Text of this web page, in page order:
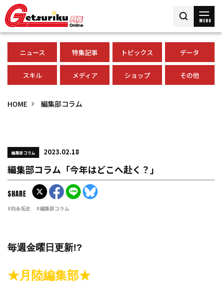
MENU
ニュース 特集記事 トピックス データ
スキル メディア ショップ その他
HOME 編集部コラム
編集部コラム 2023.02.18
編集部コラム「今年はどこへ赴く？」
#向永拓史 #編集部コラム
SHARE
毎週金曜日更新!?
★月陸編集部★